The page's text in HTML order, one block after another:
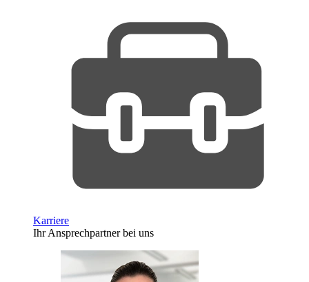
Karriere
Ihr Ansprechpartner bei uns